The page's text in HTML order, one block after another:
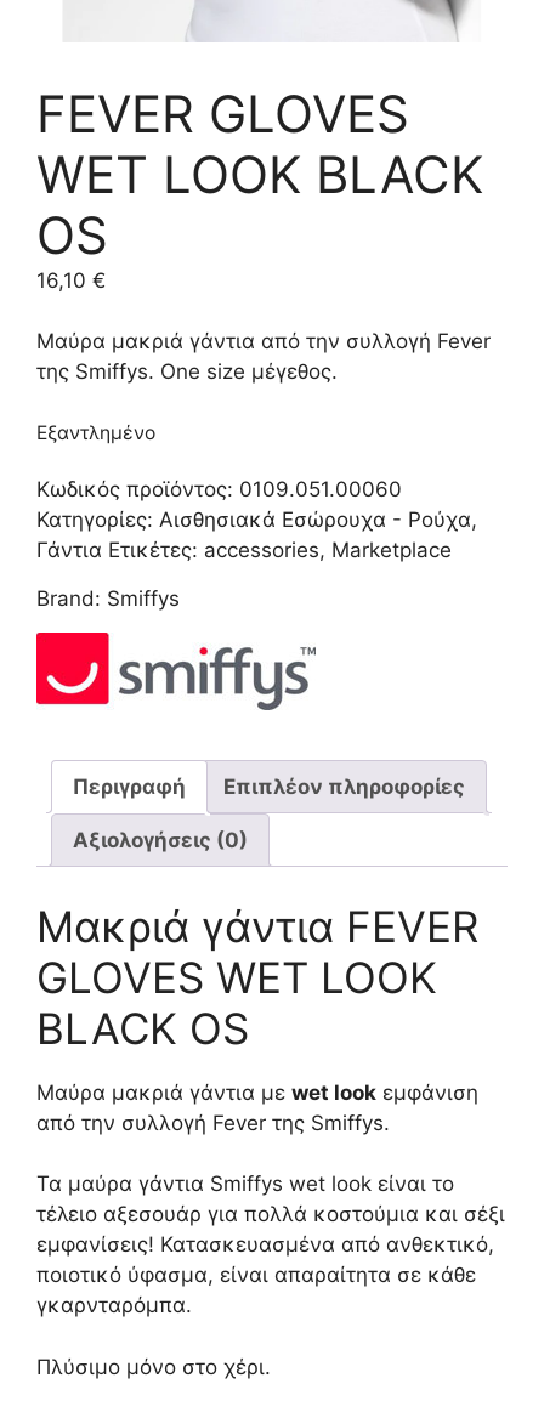
FEVER GLOVES
WET LOOK BLACK
OS
16,10 €
Μαύρα μακριά γάντια από την συλλογή Fever
της Smiffys. One size μέγεθος.
Εξαντλημένο
Κωδικός προϊόντος: 0109.051.00060
Κατηγορίες: Αισθησιακά Εσώρουχα - Ρούχα,
Γάντια Ετικέτες: accessories, Marketplace
Brand: Smiffys
Περιγραφή Επιπλέον πληροφορίες
Αξιολογήσεις (0)
Μακριά γάντια FEVER
GLOVES WET LOOK
BLACK OS
Μαύρα μακριά γάντια με wet look εμφάνιση
από την συλλογή Fever της Smiffys.
Τα μαύρα γάντια Smiffys wet look είναι το
τέλειο αξεσουάρ για πολλά κοστούμια και σέξι
εμφανίσεις! Κατασκευασμένα από ανθεκτικό,
ποιοτικό ύφασμα, είναι απαραίτητα σε κάθε
γκαρνταρόμπα.
Πλύσιμο μόνο στο χέρι.